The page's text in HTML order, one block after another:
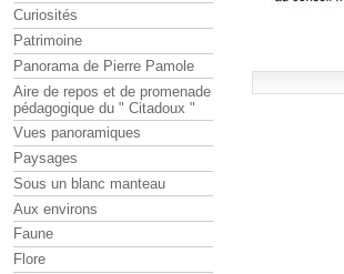
Curiosités
Patrimoine
Panorama de Pierre Pamole
Aire de repos et de promenade
pédagogique du " Citadoux "
Vues panoramiques
Paysages
Sous un blanc manteau
Aux environs
Faune
Flore